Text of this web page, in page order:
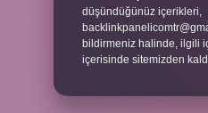
düşündüğünüz içerikleri,
bildirmeniz halinde, ilgili
içerisinde sitemizden